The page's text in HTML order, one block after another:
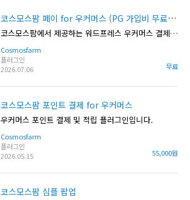
코스모스팜 페이 for 우커머스 (PG 가입비 무료 이벤트)
코스모스팜에서 제공하는 워드프레스 우커머스 결제 플러그인입니다.
Cosmosfarm
플러그인
2026.07.06
무료
코스모스팜 포인트 결제 for 우커머스
우커머스 포인트 결제 및 적립 플러그인입니다.
Cosmosfarm
플러그인
2026.05.15
55,000원
코스모스팜 심플 팝업